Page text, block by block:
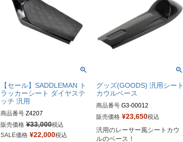
【セール】SADDLEMAN ト
ラッカーシート ダイヤステ
ッチ 汎用
商品番号 Z4207
Drag型番：0806-0100
販売価格 ¥33,000税込
SALE価格 ¥22,000税込
グッズ(GOODS) 汎用シート
カウルベース
商品番号 G3-00012
販売価格 ¥23,650税込
汎用のレーサー風シートカウ